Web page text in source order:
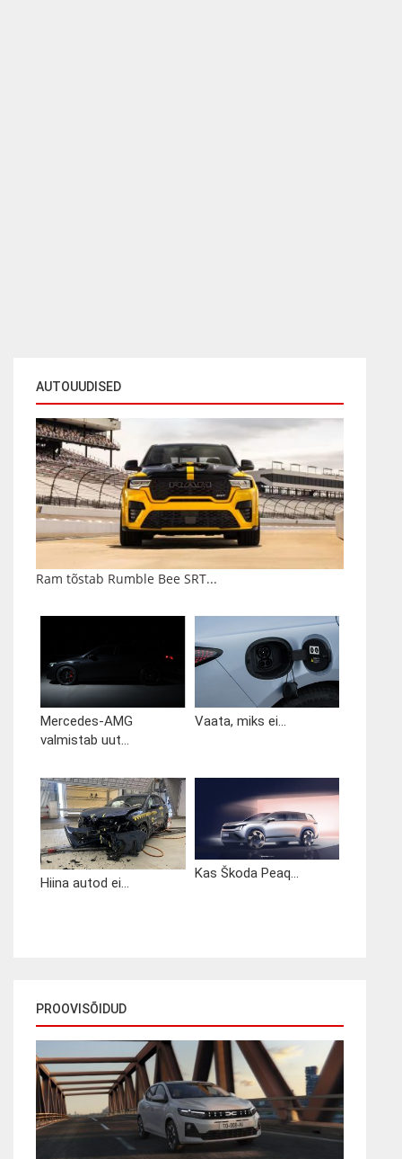
AUTOUUDISED
Ram tõstab Rumble Bee SRT...
Mercedes-AMG
valmistab uut...
Vaata, miks ei...
Hiina autod ei...
Kas Škoda Peaq...
PROOVISÕIDUD